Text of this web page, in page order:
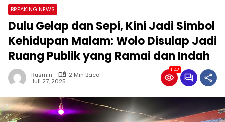
BREAKING NEWS
Dulu Gelap dan Sepi, Kini Jadi Simbol
Kehidupan Malam: Wolo Disulap Jadi
Ruang Publik yang Ramai dan Indah
Rusmin
2 Min Baca
Juli 27, 2025
1142